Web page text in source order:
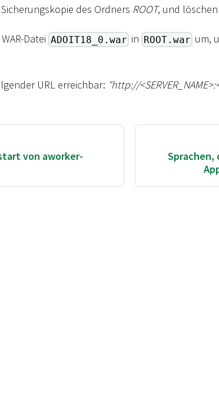
des Ordners ROOT, und
Datei ADOIT18_0.war in ROOT.war um,
URL erreichbar: "http://<SERVER_NAME>:
von aworker-
Sprachen,